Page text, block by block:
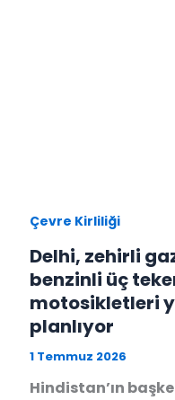
Çevre Kirliliği
Delhi, zehirli
benzinli üç
motosikletleri
planlıyor
1 Temmuz 2026
Hindistan’ın